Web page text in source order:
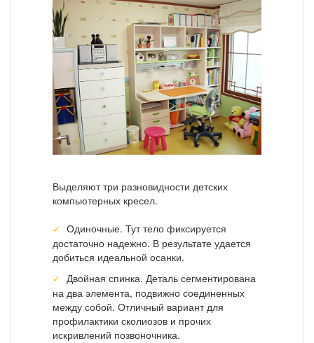
Выделяют три разновидности детских
компьютерных кресел.
Одиночные. Тут тело фиксируется
достаточно надежно. В результате удается
добиться идеальной осанки.
Двойная спинка. Деталь сегментирована
на два элемента, подвижно соединенных
между собой. Отличный вариант для
профилактики сколиозов и прочих
искривлений позвоночника.